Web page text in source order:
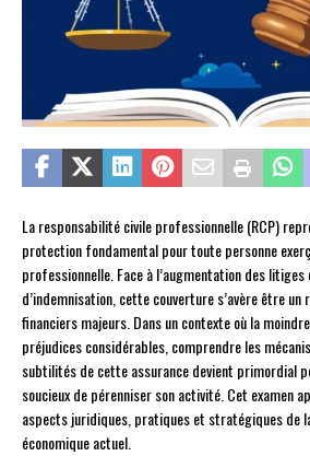
La responsabilité civile professionnelle (RCP)
protection fondamental pour toute personne
professionnelle. Face à l’augmentation des
d’indemnisation, cette couverture s’avère être
financiers majeurs. Dans un contexte où la
préjudices considérables, comprendre les
subtilités de cette assurance devient primordial
soucieux de pérenniser son activité. Cet examen
aspects juridiques, pratiques et stratégiques de
économique actuel.